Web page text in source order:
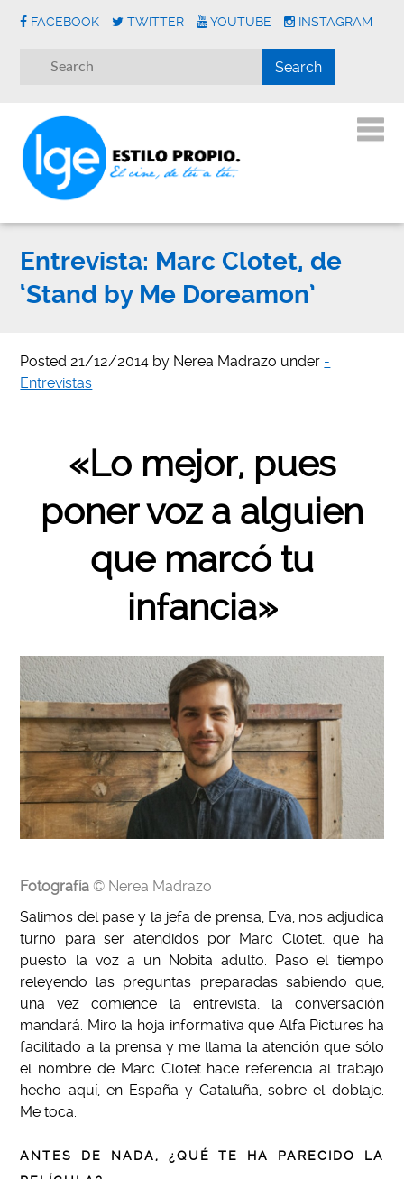
FACEBOOK TWITTER YOUTUBE INSTAGRAM
Entrevista: Marc Clotet, de
‘Stand by Me Doreamon’
Posted21/12/2014 by Nerea Madrazo under -
Entrevistas
«Lo mejor, pues
poner voz a alguien
que marcó tu
infancia»
Fotografía © Nerea Madrazo
Salimos del pase y la jefa de prensa, Eva, nos adjudica
turno para ser atendidos por Marc Clotet, que ha
puesto la voz a un Nobita adulto. Paso el tiempo
releyendo las preguntas preparadas sabiendo que,
una vez comience la entrevista, la conversación
mandará. Miro la hoja informativa que Alfa Pictures ha
facilitado a la prensa y me llama la atención que sólo
el nombre de Marc Clotet hace referencia al trabajo
hecho aquí, en España y Cataluña, sobre el doblaje.
Me toca.
ANTES DE NADA, ¿QUÉ TE HA PARECIDO LA